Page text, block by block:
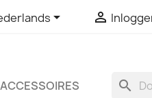
 
ACCESSOIRES search